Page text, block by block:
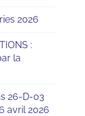
2026
:
la
26-D-03
avril 2026